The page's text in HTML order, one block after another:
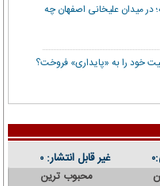
در میدان علیخانی اصفهان چه
خود را به «پایداری» فروخت؟
۰ غیر قابل انتشار: ۰
محبوب ترین